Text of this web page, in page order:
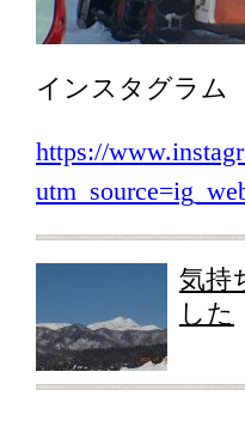
インスタグラム
https://
気持
した